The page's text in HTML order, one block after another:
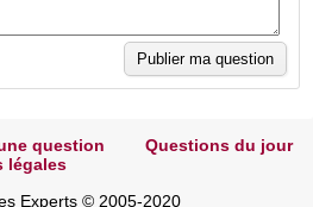
question
Questions du jour
légales
Experts © 2005-2020